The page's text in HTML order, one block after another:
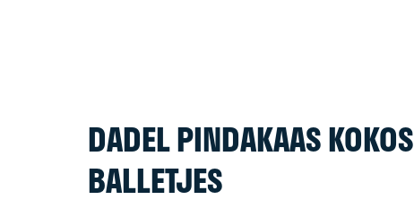
DADEL PINDAKAAS KOKOS
BALLETJES